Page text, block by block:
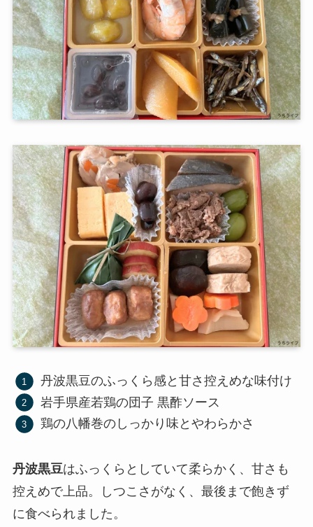
丹波黒豆のふっくら感と甘さ控えめな味付け
岩手県産若鶏の団子 黒酢ソース
鶏の八幡巻のしっかり味とやわらかさ
丹波黒豆はふっくらとしていて柔らかく、甘さも
控えめで上品。しつこさがなく、最後まで飽きず
に食べられました。